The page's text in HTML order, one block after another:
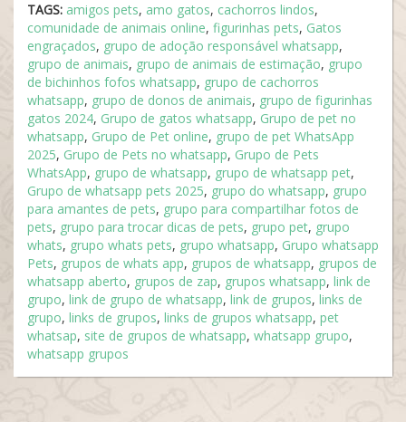
TAGS: amigos pets, amo gatos, cachorros lindos,
comunidade de animais online, figurinhas pets, Gatos
engraçados, grupo de adoção responsável whatsapp,
grupo de animais, grupo de animais de estimação, grupo
de bichinhos fofos whatsapp, grupo de cachorros
whatsapp, grupo de donos de animais, grupo de figurinhas
gatos 2024, Grupo de gatos whatsapp, Grupo de pet no
whatsapp, Grupo de Pet online, grupo de pet WhatsApp
2025, Grupo de Pets no whatsapp, Grupo de Pets
WhatsApp, grupo de whatsapp, grupo de whatsapp pet,
Grupo de whatsapp pets 2025, grupo do whatsapp, grupo
para amantes de pets, grupo para compartilhar fotos de
pets, grupo para trocar dicas de pets, grupo pet, grupo
whats, grupo whats pets, grupo whatsapp, Grupo whatsapp
Pets, grupos de whats app, grupos de whatsapp, grupos de
whatsapp aberto, grupos de zap, grupos whatsapp, link de
grupo, link de grupo de whatsapp, link de grupos, links de
grupo, links de grupos, links de grupos whatsapp, pet
whatsap, site de grupos de whatsapp, whatsapp grupo,
whatsapp grupos